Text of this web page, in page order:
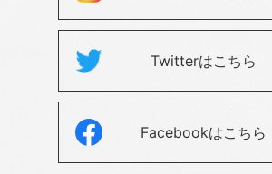
Twitterはこちら
Facebookはこちら